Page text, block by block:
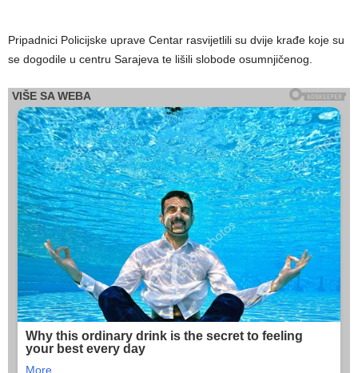
Pripadnici Policijske uprave Centar rasvijetlili su dvije krađe koje su
se dogodile u centru Sarajeva te lišili slobode osumnjičenog.